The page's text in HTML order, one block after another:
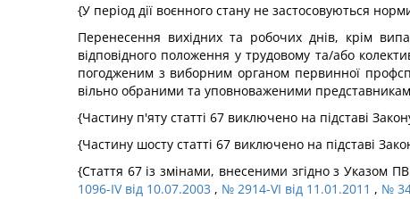
{У період дії воєнного стану не застосовуються
Перенесення вихідних та робочих днів, крім
відповідного положення у трудовому та/або
погодженим з виборним органом первинної
вільно обраними та уповноваженими
{Частину п'яту статті 67 виключено на підставі
{Частину шосту статті 67 виключено на підставі
{Стаття 67 із змінами, внесеними згідно з Указом
1096-IV від 10.07.2003 , № 2914-VI від 11.01.2011 , №